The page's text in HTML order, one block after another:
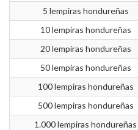
5 lempiras hondureñas
10 lempiras hondureñas
20 lempiras hondureñas
50 lempiras hondureñas
100 lempiras hondureñas
500 lempiras hondureñas
1.000 lempiras hondureñas